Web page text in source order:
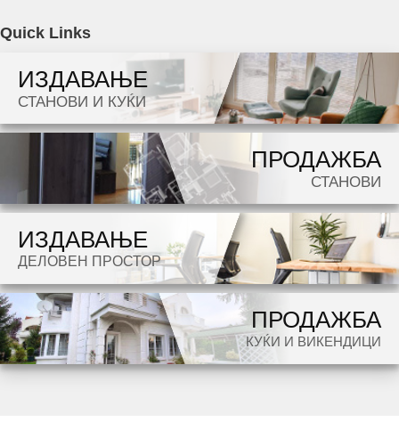
Dokolku barate stan, kuka, deloven prostor ova e vistinskoto mesto da ja zapocnete vasata
Quick Links
ИЗДАВАЊЕ
СТАНОВИ И КУЌИ
ПРОДАЖБА
СТАНОВИ
ИЗДАВАЊЕ
ДЕЛОВЕН ПРОСТОР
ПРОДАЖБА
КУЌИ И ВИКЕНДИЦИ